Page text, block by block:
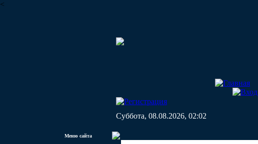
<
Суббота, 08.08.2026, 02:02
Меню сайта